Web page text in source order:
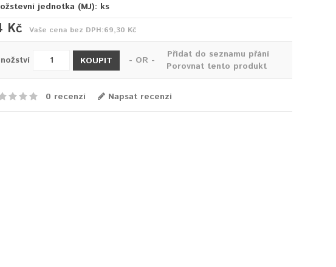
jednotka (MJ): ks
Kč Vaše cena bez DPH:69,30 Kč
KOUPIT - OR -
Přidat do seznamu přání
Porovnat tento produkt
0 recenzí Napsat recenzi